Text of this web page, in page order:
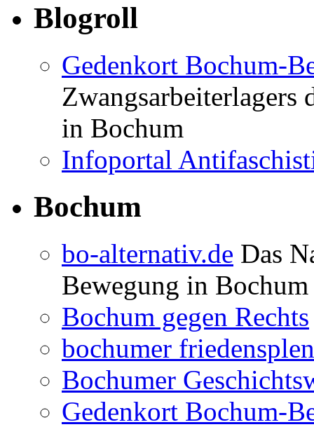
Blogroll
Gedenkort Bochum-
Zwangsarbeiterlagers
in Bochum
Infoportal
Bochum
bo-alternativ.de Das
Bewegung in Bochum
Bochum gegen Rechts
bochumer
Bochumer
Gedenkort Bochum-